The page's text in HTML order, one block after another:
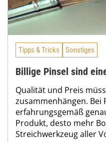
Tipps & Tricks Sonstiges
Billige Pinsel sind
Qualität und Preis
zusammenhängen. Bei
erfahrungsgemäß
Produkt, desto mehr
Streichwerkzeug aller